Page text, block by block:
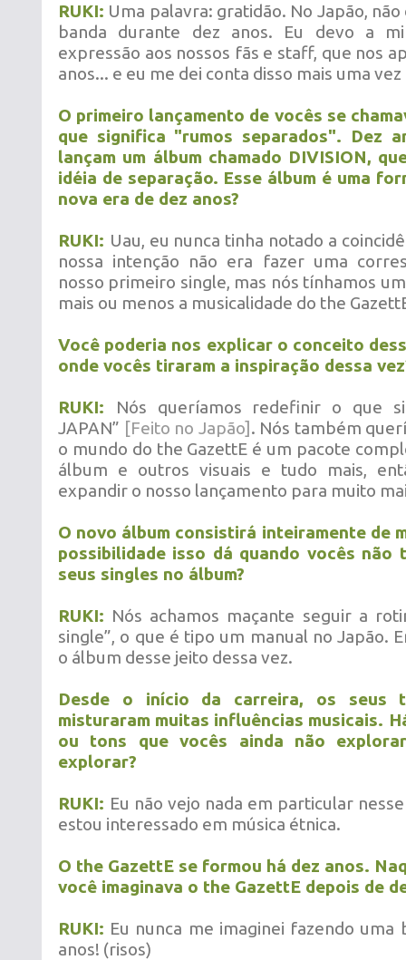
RUKI: Uma palavra: gratidão. No Japão,
banda durante dez anos. Eu devo a
expressão aos nossos fãs e staff, que nos
anos... e eu me dei conta disso mais uma
O primeiro lançamento de vocês se
que significa "rumos separados". Dez
lançam um álbum chamado DIVISION,
idéia de separação. Esse álbum é uma
nova era de dez anos?
RUKI: Uau, eu nunca tinha notado a
nossa intenção não era fazer uma
nosso primeiro single, mas nós tínhamos
mais ou menos a musicalidade do the
Você poderia nos explicar o conceito
onde vocês tiraram a inspiração dessa
RUKI:
Nós queríamos redefinir o que
JAPAN” [Feito no Japão] . Nós também
o mundo do the GazettE é um pacote
álbum e outros visuais e tudo mais,
expandir o nosso lançamento para muito
O novo álbum consistirá inteiramente de
possibilidade isso dá quando vocês não
seus singles no álbum?
RUKI: Nós achamos maçante seguir a
single”, o que é tipo um manual no Japão.
o álbum desse jeito dessa vez.
Desde o início da carreira, os seus
misturaram muitas influências musicais.
ou tons que vocês ainda não
explorar?
RUKI: Eu não vejo nada em particular
estou interessado em música étnica.
O the GazettE se formou há dez anos.
você imaginava o the GazettE depois de
RUKI: Eu nunca me imaginei fazendo uma
anos! (risos)